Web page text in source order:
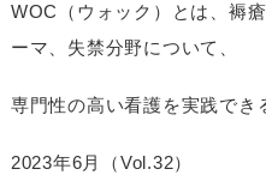
WOC（ウォック）とは、褥
ーマ、失禁分野について、
専門性の高い看護を実践でき
2023年6月（Vol.32）